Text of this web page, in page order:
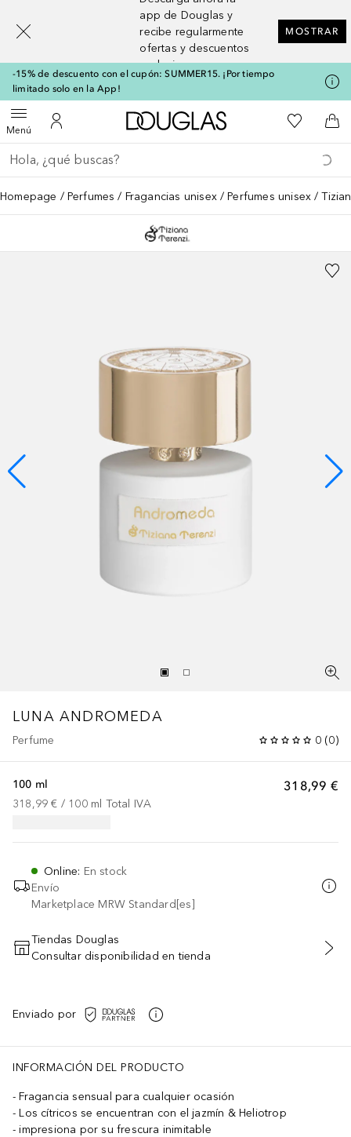
app de Douglas y
recibe regularmente
ofertas y descuentos
exclusivos
MOSTRAR
-15% de descuento con el cupón: SUMMER15. ¡Por tiempo
limitado solo en la App!
MenúAbrir menúMi cuenta
A Douglas HomeMi lista de
A
Regresar
Ejecutar búsqueda
Homepage Perfumes Fragancias unisex Perfumes unisex
LUNA ANDROMEDA
Perfume 0 (0)
318,99 €
100 ml
318,99 € / 100 ml Total IVA
Online: En stock
Envío
Marketplace MRW Standard[es]
AÑADIR AL CARRITO
Tiendas Douglas
Consultar disponibilidad en tienda
Enviado por
INFORMACIÓN DEL PRODUCTO
Fragancia sensual para cualquier ocasión
Los cítricos se encuentran con el jazmín & Heliotrop
impresiona por su frescura inimitable
[navigation.slideout.screenreader]